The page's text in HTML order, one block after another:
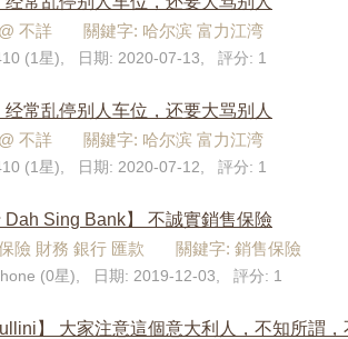
不詳 關鍵字: 哈尔滨 富力江湾
(1星), 日期: 2020-07-13, 評分: 1
经常乱停别人车位，还要大骂别人
不詳 關鍵字: 哈尔滨 富力江湾
(1星), 日期: 2020-07-12, 評分: 1
Dah Sing Bank】 不誠實銷售保險
險 財務 銀行 匯款 關鍵字: 銷售保險
(0星), 日期: 2019-12-03, 評分: 1
】 大家注意這個意大利人，不知所謂